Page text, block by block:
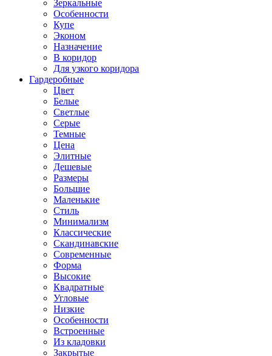
Зеркальные
Особенности
Купе
Эконом
Назначение
В коридор
Для узкого коридора
Гардеробные
Цвет
Белые
Светлые
Серые
Темные
Цена
Элитные
Дешевые
Размеры
Большие
Маленькие
Стиль
Минимализм
Классические
Скандинавские
Современные
Форма
Высокие
Квадратные
Угловые
Низкие
Особенности
Встроенные
Из кладовки
Закрытые